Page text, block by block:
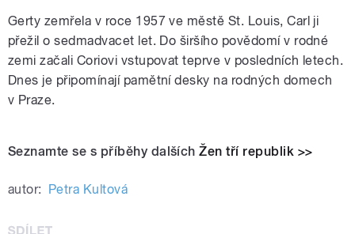
Gerty zemřela v roce 1957 ve městě St. Louis, Carl ji
přežil o sedmadvacet let. Do širšího povědomí v rodné
zemi začali Coriovi vstupovat teprve v posledních letech.
Dnes je připomínají pamětní desky na rodných domech
v Praze.
Seznamte se s příběhy dalších Žen tří republik >>
autor: Petra Kultová